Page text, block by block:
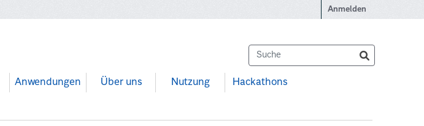
Anmelden
Anwendungen Über uns Nutzung Hackathons